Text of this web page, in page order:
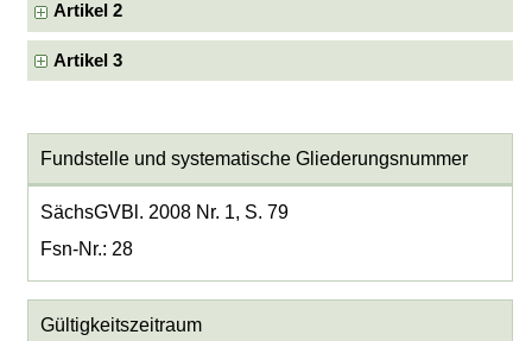
Artikel 2
Artikel 3
Fundstelle und systematische Gliederungsnummer
SächsGVBl. 2008 Nr. 1, S. 79
Fsn-Nr.: 28
Gültigkeitszeitraum